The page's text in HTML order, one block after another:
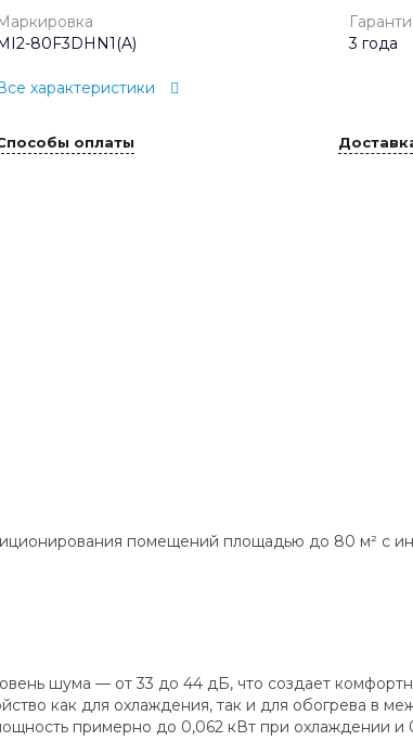
80F3DHN1(A)
3 года
характеристики
оплаты
помещений площадью до 80 м² с
шума — от 33 до 44 дБ, что создает
как для охлаждения, так и для обогрева в
примерно до 0,062 кВт при охлаждении и